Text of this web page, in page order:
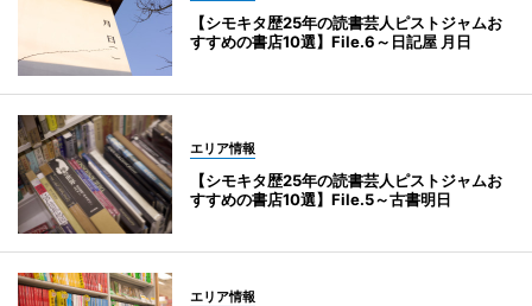
【シモキタ歴25年の読書芸人ピストジャムお
すすめの書店10選】File.6～日記屋 月日
エリア情報
【シモキタ歴25年の読書芸人ピストジャムお
すすめの書店10選】File.5～古書明日
エリア情報